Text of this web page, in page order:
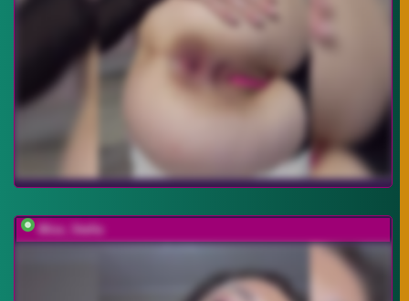
Miss_Stella